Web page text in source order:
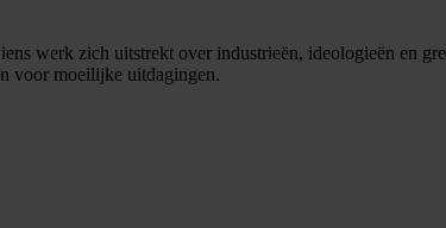
werk zich uitstrekt over industrieën, ideologieën en
voor moeilijke uitdagingen.